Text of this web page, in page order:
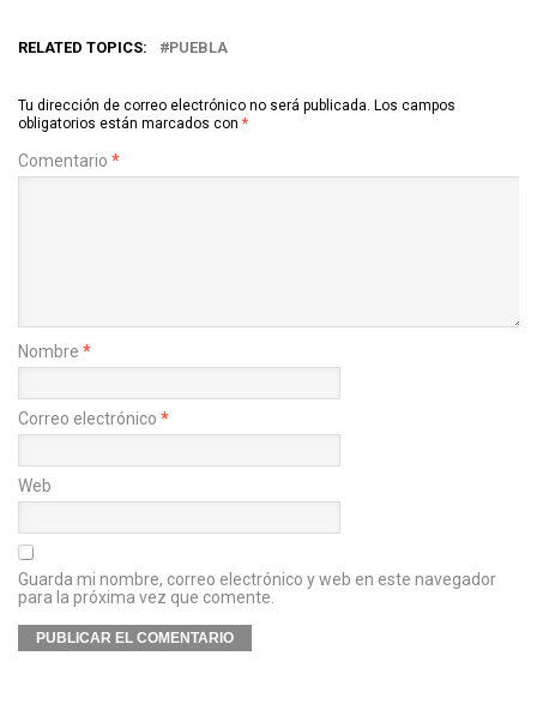
RELATED TOPICS: PUEBLA
Tu dirección de correo electrónico no será publicada. Los campos
obligatorios están marcados con *
Comentario *
Nombre *
Correo electrónico *
Web
Guarda mi nombre, correo electrónico y web en este navegador
para la próxima vez que comente.